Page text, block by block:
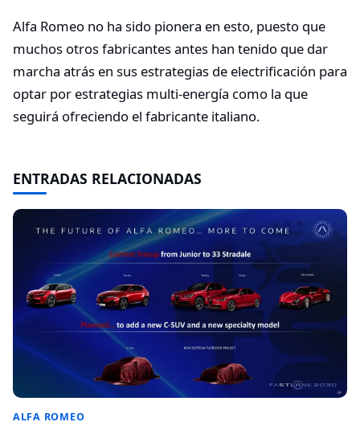
Alfa Romeo no ha sido pionera en esto, puesto que
muchos otros fabricantes antes han tenido que dar
marcha atrás en sus estrategias de electrificación para
optar por estrategias multi-energía como la que
seguirá ofreciendo el fabricante italiano.
ENTRADAS RELACIONADAS
ALFA ROMEO